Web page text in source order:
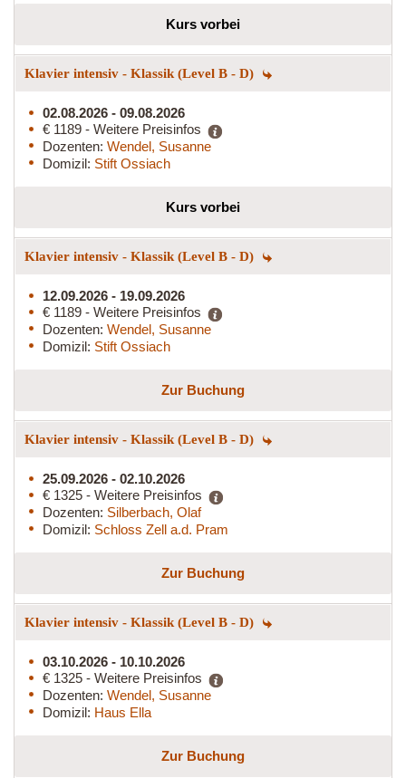
Kurs vorbei
Klavier intensiv - Klassik (Level B - D)
02.08.2026 - 09.08.2026
€ 1189 - Weitere Preisinfos
Dozenten: Wendel, Susanne
Domizil: Stift Ossiach
Kurs vorbei
Klavier intensiv - Klassik (Level B - D)
12.09.2026 - 19.09.2026
€ 1189 - Weitere Preisinfos
Dozenten: Wendel, Susanne
Domizil: Stift Ossiach
Zur Buchung
Klavier intensiv - Klassik (Level B - D)
25.09.2026 - 02.10.2026
€ 1325 - Weitere Preisinfos
Dozenten: Silberbach, Olaf
Domizil: Schloss Zell a.d. Pram
Zur Buchung
Klavier intensiv - Klassik (Level B - D)
03.10.2026 - 10.10.2026
€ 1325 - Weitere Preisinfos
Dozenten: Wendel, Susanne
Domizil: Haus Ella
Zur Buchung